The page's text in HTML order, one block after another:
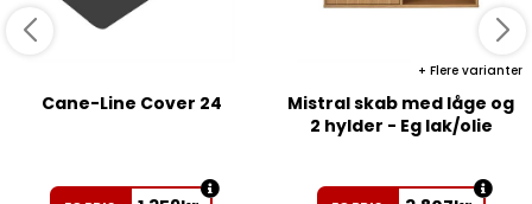
Cane-Line Cover 24
Flere varianter
Mistral skab med låge og
2 hylder - Eg lak/olie